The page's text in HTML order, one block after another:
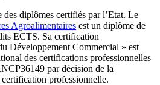
des diplômes certifiés par l’Etat. Le
Agroalimentaires est un diplôme de
ECTS. Sa certification
Développement Commercial » est
des certifications professionnelles
par décision de la
professionnelle.